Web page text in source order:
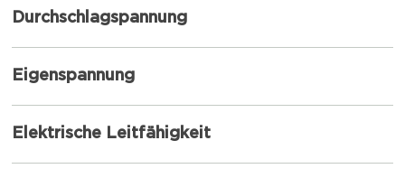
Durchschlagspannung
Eigenspannung
Elektrische Leitfähigkeit